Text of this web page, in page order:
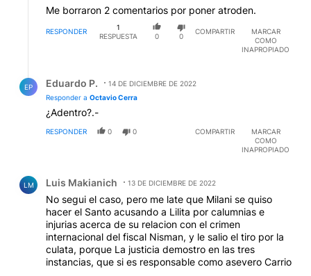
Me borraron 2 comentarios por poner atroden.
RESPONDER
1
RESPUESTA
0 0
COMPARTIR
MARCAR
COMO
INAPROPIADO
EP Eduardo P.
14 DE DICIEMBRE DE 2022
Responder a Octavio Cerra
¿Adentro?.-
RESPONDER 0 0 COMPARTIR
MARCAR
COMO
INAPROPIADO
LM Luis Makianich 13 DE DICIEMBRE DE 2022
No segui el caso, pero me late que Milani se quiso
hacer el Santo acusando a Lilita por calumnias e
injurias acerca de su relacion con el crimen
internacional del fiscal Nisman, y le salio el tiro por la
culata, porque La justicia demostro en las tres
instancias, que si es responsable como asevero Carrio